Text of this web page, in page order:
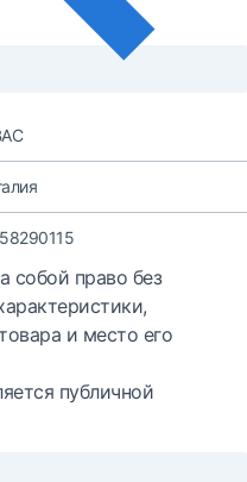
собой право без
и место его
публичной